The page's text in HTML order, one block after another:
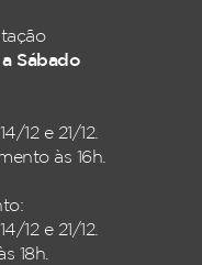
Sábado
12 e 21/12.
às 16h.
12 e 21/12.
18h.